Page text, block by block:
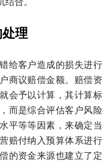
理
给客户造成的损失进行
商议赔偿金额。赔偿资
会予以计算，其计算标
而是综合评估客户风险
平等等因素，来确定当
赔付纳入预算体系进行
的资金来源也建立了定